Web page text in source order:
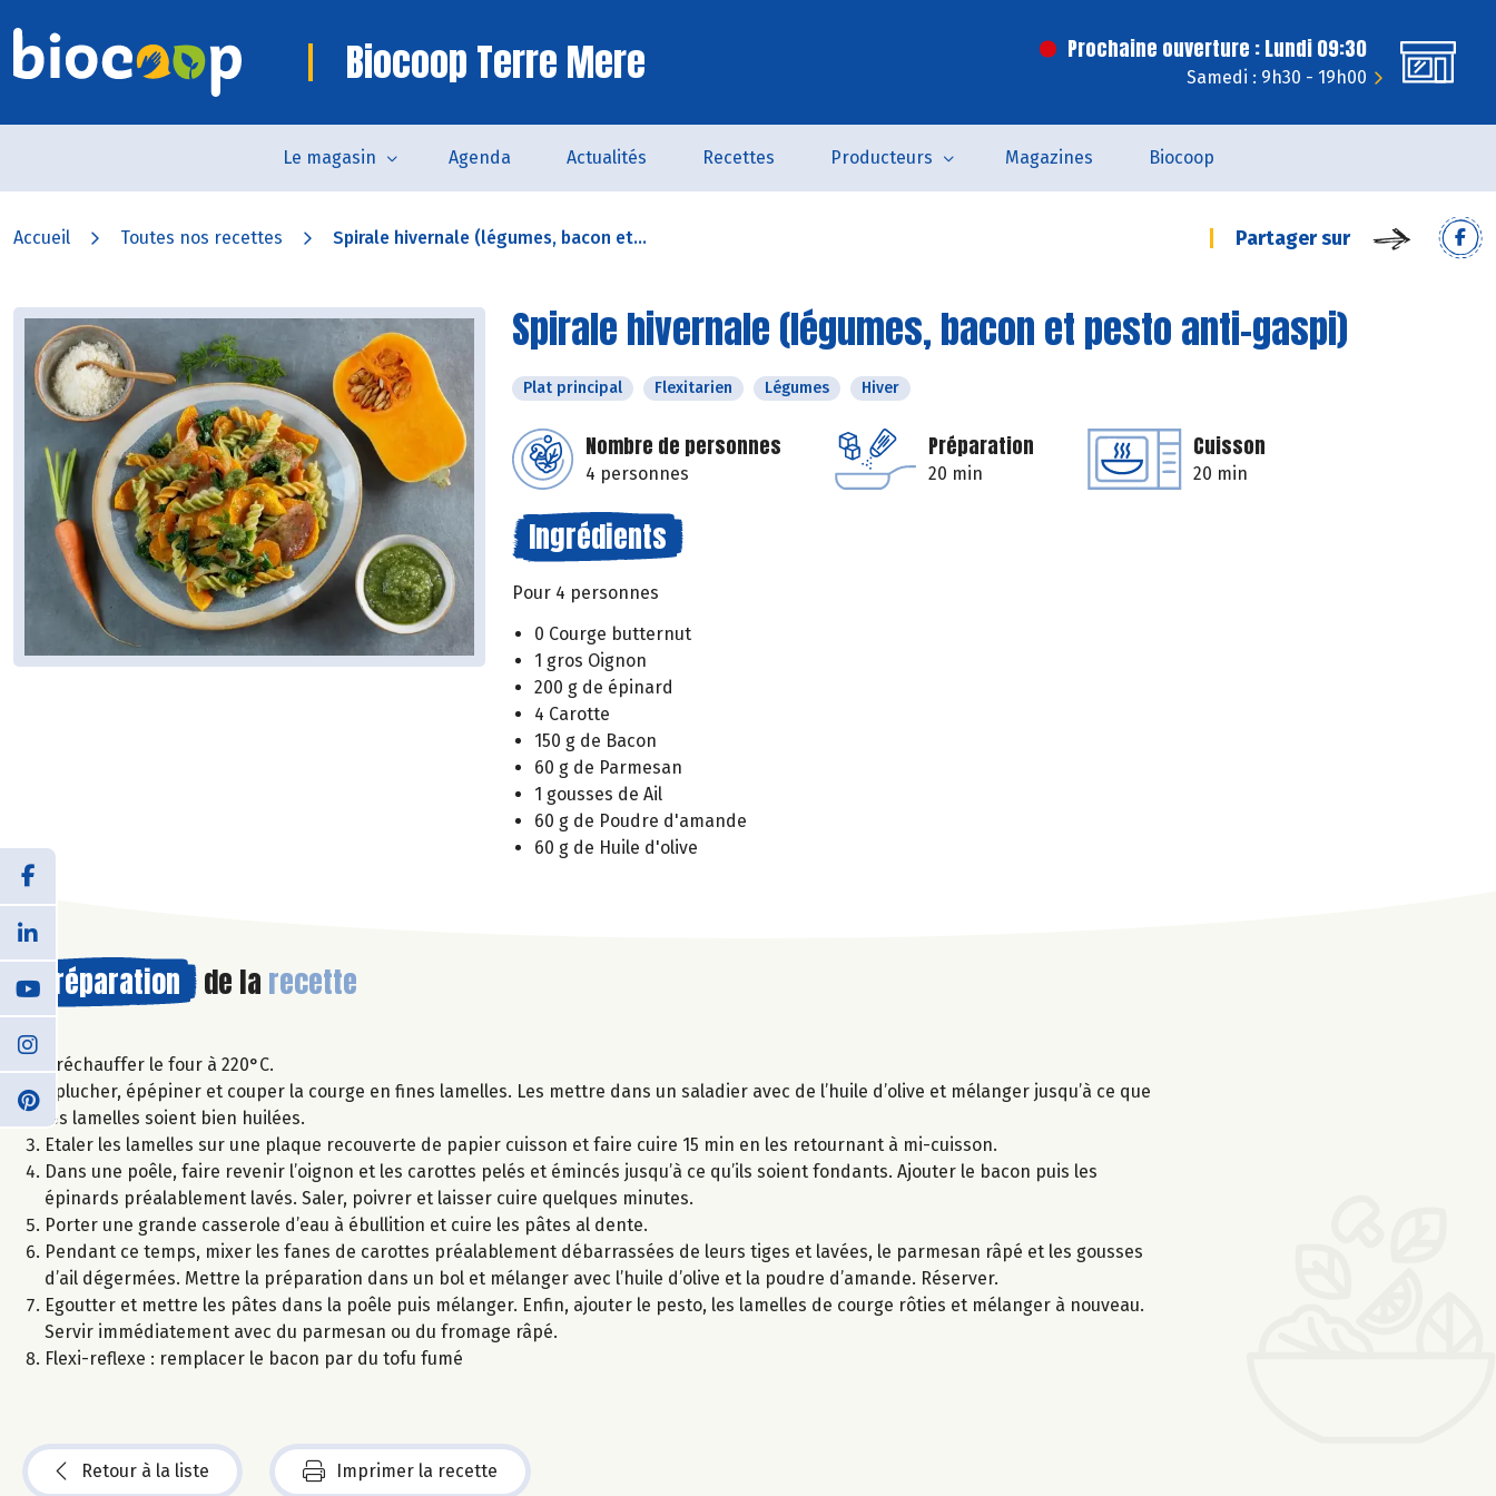
Biocoop Terre Mere Prochaine ouverture : Lundi 09:30
Samedi : 9h30 - 19h00
Le magasin Agenda Actualités Recettes Producteurs Magazines Biocoop
Accueil Toutes nos recettes Spirale hivernale (légumes, bacon et... Partager sur
Spirale hivernale (légumes, bacon et pesto anti-gaspi)
Plat principal Flexitarien Légumes Hiver
Nombre de personnes
4 personnes
Préparation
20 min
Cuisson
20 min
Ingrédients
Pour 4 personnes
0 Courge butternut
1 gros Oignon
200 g de épinard
4 Carotte
150 g de Bacon
60 g de Parmesan
1 gousses de Ail
60 g de Poudre d'amande
60 g de Huile d'olive
Préparation de la recette
Préchauffer le four à 220°C.
Eplucher, épépiner et couper la courge en fines lamelles. Les mettre dans un saladier avec de l’huile d’olive et mélanger jusqu’à ce que
les lamelles soient bien huilées.
Etaler les lamelles sur une plaque recouverte de papier cuisson et faire cuire 15 min en les retournant à mi-cuisson.
Dans une poêle, faire revenir l’oignon et les carottes pelés et émincés jusqu’à ce qu’ils soient fondants. Ajouter le bacon puis les
épinards préalablement lavés. Saler, poivrer et laisser cuire quelques minutes.
Porter une grande casserole d’eau à ébullition et cuire les pâtes al dente.
Pendant ce temps, mixer les fanes de carottes préalablement débarrassées de leurs tiges et lavées, le parmesan râpé et les gousses
d’ail dégermées. Mettre la préparation dans un bol et mélanger avec l’huile d’olive et la poudre d’amande. Réserver.
Egoutter et mettre les pâtes dans la poêle puis mélanger. Enfin, ajouter le pesto, les lamelles de courge rôties et mélanger à nouveau.
Servir immédiatement avec du parmesan ou du fromage râpé.
Flexi-reflexe : remplacer le bacon par du tofu fumé
Retour à la liste Imprimer la recette